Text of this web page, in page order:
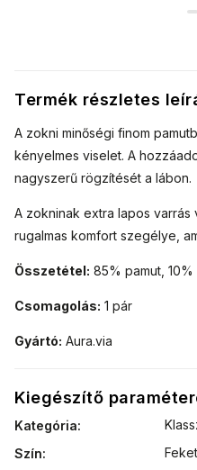
Termék részletes
A zokni minőségi finom
kényelmes viselet. A
nagyszerű rögzítését a lábon.
A zokninak extra lapos varrás
rugalmas komfort szegélye,
Összetétel: 85% pamut,
Csomagolás: 1 pár
Gyártó: Aura.via
Kiegészítő
Kategória:
Szín: